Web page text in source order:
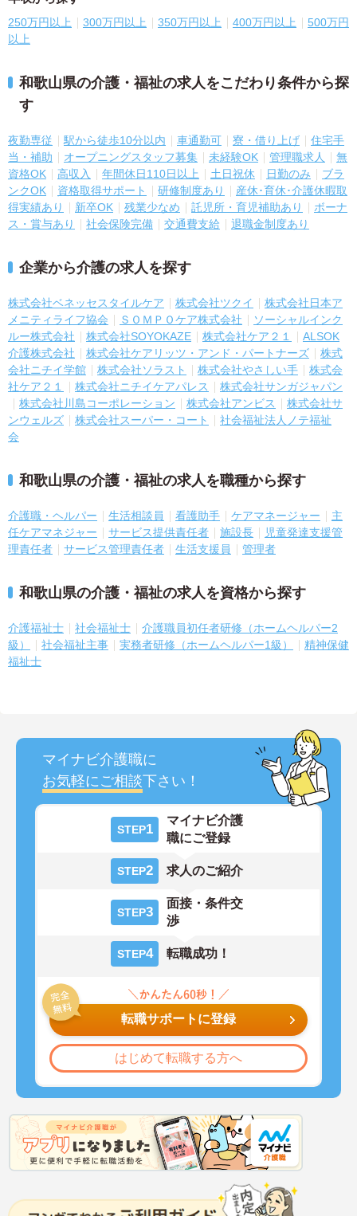
250万円以上 300万円以上 350万円以上 400万円以上
500万円
以上
和歌山県の介護・福祉の求人をこだわり条件から探
す
夜勤専従 駅から徒歩10分以内 車通勤可 寮・借り上げ
住宅手
当・補助
オープニングスタッフ募集 未経験OK 管理職求人
無
資格OK
高収入 年間休日110日以上 土日祝休 日勤のみ
ブラ
ンクOK
資格取得サポート 研修制度あり
産休･育休･介護休暇取
得実績あり
新卒OK 残業少なめ 託児所・育児補助あり
ボーナ
ス・賞与あり
社会保険完備 交通費支給 退職金制度あり
企業から介護の求人を探す
株式会社ベネッセスタイルケア 株式会社ツクイ
株式会社日本ア
メニティライフ協会
ＳＯＭＰＯケア株式会社
ソーシャルインク
ルー株式会社
株式会社SOYOKAZE 株式会社ケア２１
ALSOK
介護株式会社
株式会社ケアリッツ・アンド・パートナーズ
株式
会社ニチイ学館
株式会社ソラスト 株式会社やさしい手
株式会
社ケア２１
株式会社ニチイケアパレス
株式会社サンガジャパン
株式会社川島コーポレーション
株式会社アンビス
株式会社サ
ンウェルズ
株式会社スーパー・コート
社会福祉法人ノテ福祉
会
和歌山県の介護・福祉の求人を職種から探す
介護職・ヘルパー 生活相談員 看護助手 ケアマネージャー
主
任ケアマネジャー
サービス提供責任者 施設長
児童発達支援管
理責任者
サービス管理責任者 生活支援員 管理者
和歌山県の介護・福祉の求人を資格から探す
介護福祉士 社会福祉士
介護職員初任者研修（ホームヘルパー2
級）
社会福祉主事 実務者研修（ホームヘルパー1級）
精神保健
福祉士
マイナビ介護職に
お気軽にご相談下さい！
STEP1
マイナビ介護
職にご登録
STEP2 求人のご紹介
STEP3
面接・条件交
渉
STEP4 転職成功！
転職サポートに登録
はじめて転職する方へ